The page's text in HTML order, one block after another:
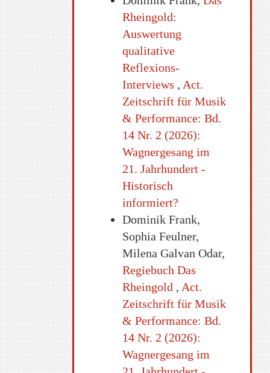
Rheingold:
Auswertung
qualitative
Reflexions-
Interviews , Act.
Zeitschrift für Musik
& Performance: Bd.
14 Nr. 2 (2026):
Wagnergesang im
21. Jahrhundert -
Historisch
informiert?
Dominik Frank,
Sophia Feulner,
Milena Galvan Odar,
Regiebuch Das
Rheingold , Act.
Zeitschrift für Musik
& Performance: Bd.
14 Nr. 2 (2026):
Wagnergesang im